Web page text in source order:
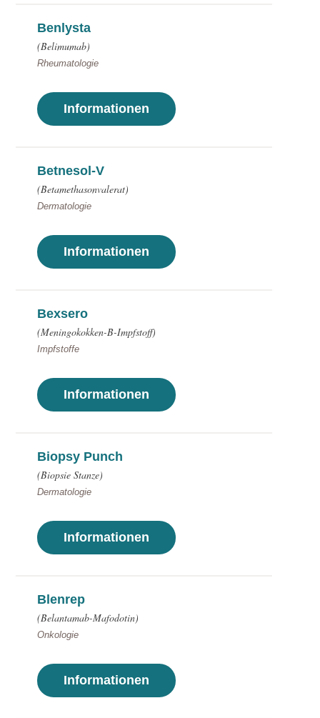
Benlysta
(Belimumab)
Rheumatologie
Informationen
Betnesol-V
(Betamethasonvalerat)
Dermatologie
Informationen
Bexsero
(Meningokokken-B-Impfstoff)
Impfstoffe
Informationen
Biopsy Punch
(Biopsie Stanze)
Dermatologie
Informationen
Blenrep
(Belantamab-Mafodotin)
Onkologie
Informationen